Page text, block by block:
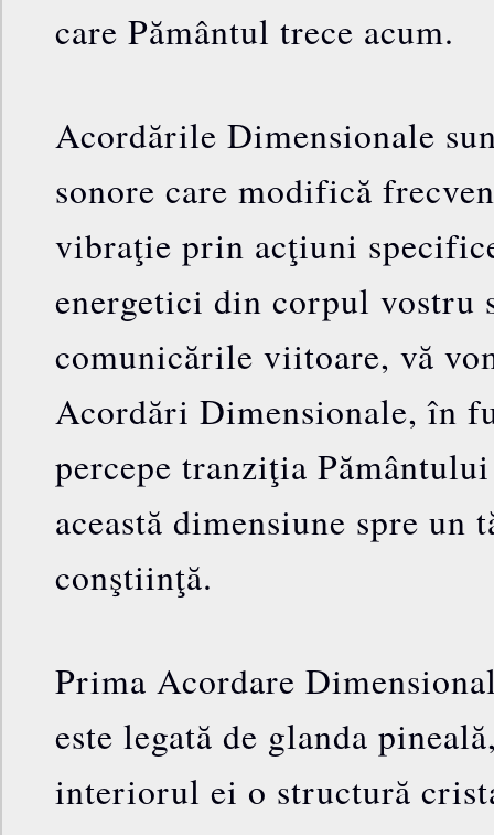
care Pământul trece acum.
Acordările Dimensionale
sonore care modifică
vibraţie prin acţiuni
energetici din corpul vostru
comunicările viitoare, vă
Acordări Dimensionale, în
percepe tranziţia
această dimensiune spre un
conştiinţă.
Prima Acordare
este legată de glanda
interiorul ei o structură